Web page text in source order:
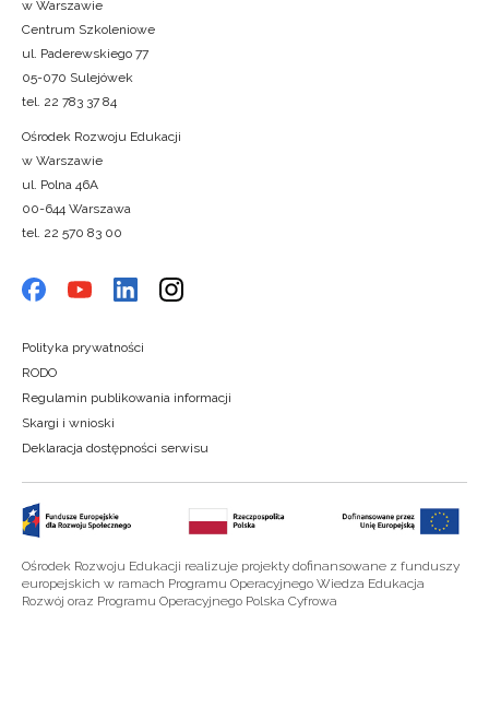
w Warszawie
Centrum Szkoleniowe
ul. Paderewskiego 77
05-070 Sulejówek
tel. 22 783 37 84
Ośrodek Rozwoju Edukacji
w Warszawie
ul. Polna 46A
00-644 Warszawa
tel. 22 570 83 00
Polityka prywatności
RODO
Regulamin publikowania informacji
Skargi i wnioski
Deklaracja dostępności serwisu
Ośrodek Rozwoju Edukacji realizuje projekty dofinansowane z funduszy
europejskich w ramach Programu Operacyjnego Wiedza Edukacja
Rozwój oraz Programu Operacyjnego Polska Cyfrowa